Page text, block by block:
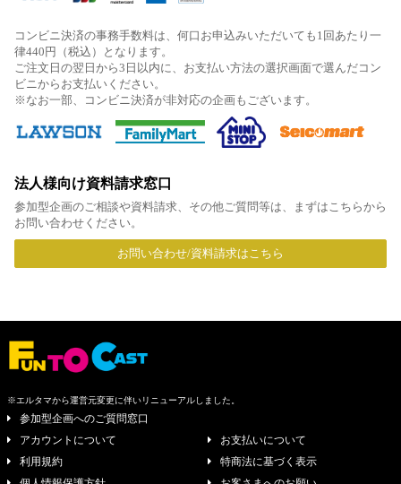
コンビニ決済の事務手数料は、何口お申込みいただいても1回あたり一
律440円（税込）となります。
ご注文日の翌日から3日以内に、お支払い方法の選択画面で選んだコン
ビニからお支払いください。
※なお一部、コンビニ決済が非対応の企画もございます。
法人様向け資料請求窓口
参加型企画のご相談や資料請求、その他ご質問等は、まずはこちらから
お問い合わせください。
お問い合わせ/資料請求はこちら
※エルタマから運営元変更に伴いリニューアルしました。
参加型企画へのご質問窓口
アカウントについて
お支払いについて
利用規約
特商法に基づく表示